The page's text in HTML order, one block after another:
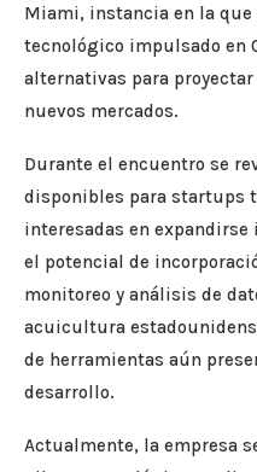
Miami, instancia en la
tecnológico impulsado en
alternativas para
nuevos mercados.
Durante el encuentro se
disponibles para startups
interesadas en
el potencial de
monitoreo y análisis de
acuicultura
de herramientas aún
desarrollo.
Actualmente, la empresa